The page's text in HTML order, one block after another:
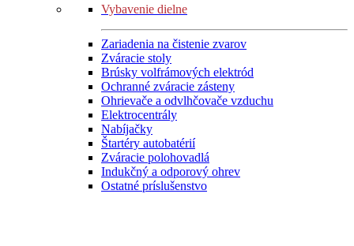
Vybavenie dielne
Zariadenia na čistenie zvarov
Zváracie stoly
Brúsky volfrámových elektród
Ochranné zváracie zásteny
Ohrievače a odvlhčovače vzduchu
Elektrocentrály
Nabíjačky
Štartéry autobatérií
Zváracie polohovadlá
Indukčný a odporový ohrev
Ostatné príslušenstvo